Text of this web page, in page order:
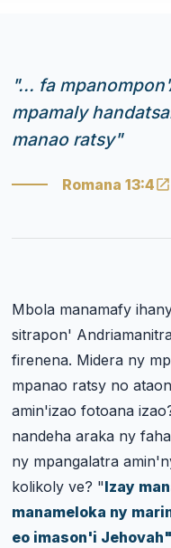
"... fa
mpamaly
manao ratsy"
Romana 13:4
Mbola manamafy
sitrapon'
firenena. Midera ny
mpanao ratsy no
amin'izao fotoana
nandeha araka ny
ny mpangalatra
kolikoly ve? "Izay
manameloka ny
eo imason'i Jehovah"